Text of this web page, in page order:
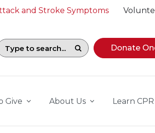
and Stroke Symptoms
suggestions. To begin navigating
Donate
Give About Us Learn CPR